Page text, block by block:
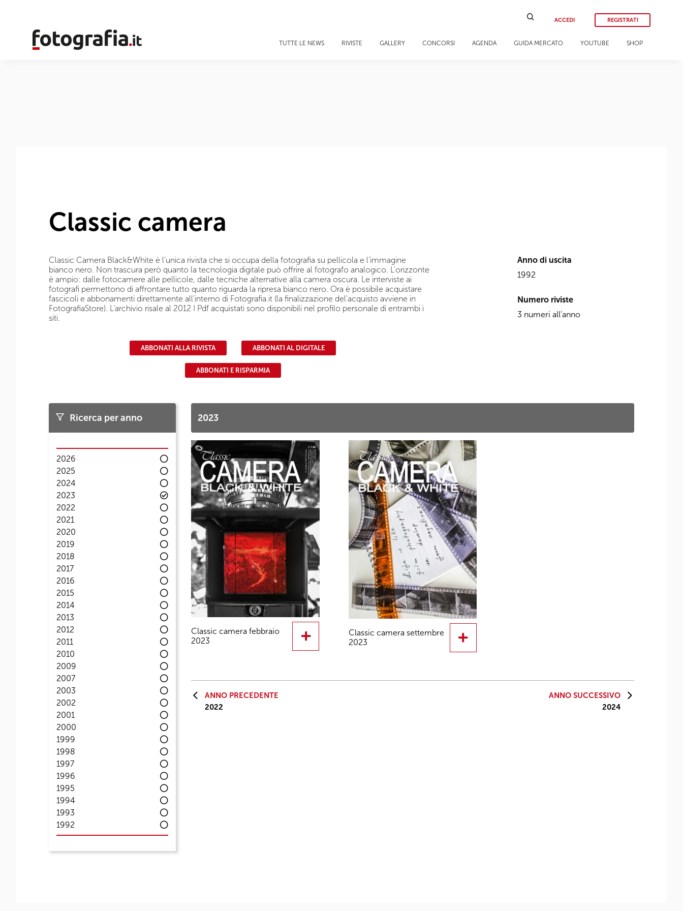
ACCEDI REGISTRATI
TUTTE LE NEWS RIVISTE GALLERY CONCORSI AGENDA GUIDA MERCATO YOUTUBE SHOP
Classic camera
Classic Camera Black&White è l'unica rivista che si occupa della fotografia su pellicola e l'immagine
bianco nero. Non trascura però quanto la tecnologia digitale può offrire al fotografo analogico. L'orizzonte
è ampio: dalle fotocamere alle pellicole, dalle tecniche alternative alla camera oscura. Le interviste ai
fotografi permettono di affrontare tutto quanto riguarda la ripresa bianco nero. Ora è possibile acquistare
fascicoli e abbonamenti direttamente all'interno di Fotografia.it (la finalizzazione del'acquisto avviene in
FotografiaStore). L’archivio risale al 2012 I Pdf acquistati sono disponibili nel profilo personale di entrambi i
siti.
ABBONATI ALLA RIVISTA ABBONATI AL DIGITALE
ABBONATI E RISPARMIA
Anno di uscita
1992
Numero riviste
3 numeri all'anno
Ricerca per anno
2026
2025
2024
2023
2022
2021
2020
2019
2018
2017
2016
2015
2014
2013
2012
2011
2010
2009
2007
2003
2002
2001
2000
1999
1998
1997
1996
1995
1994
1993
1992
2023
Classic camera febbraio
2023
Classic camera settembre
2023
ANNO PRECEDENTE
2022
ANNO SUCCESSIVO
2024